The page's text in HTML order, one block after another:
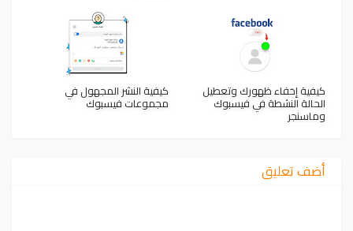
كيفية إخفاء ظهورك وتعطيل
الحالة النشطة في فيسبوك
وماسنجر
كيفية النشر المجهول في
مجموعات فيسبوك
أضف تعليق